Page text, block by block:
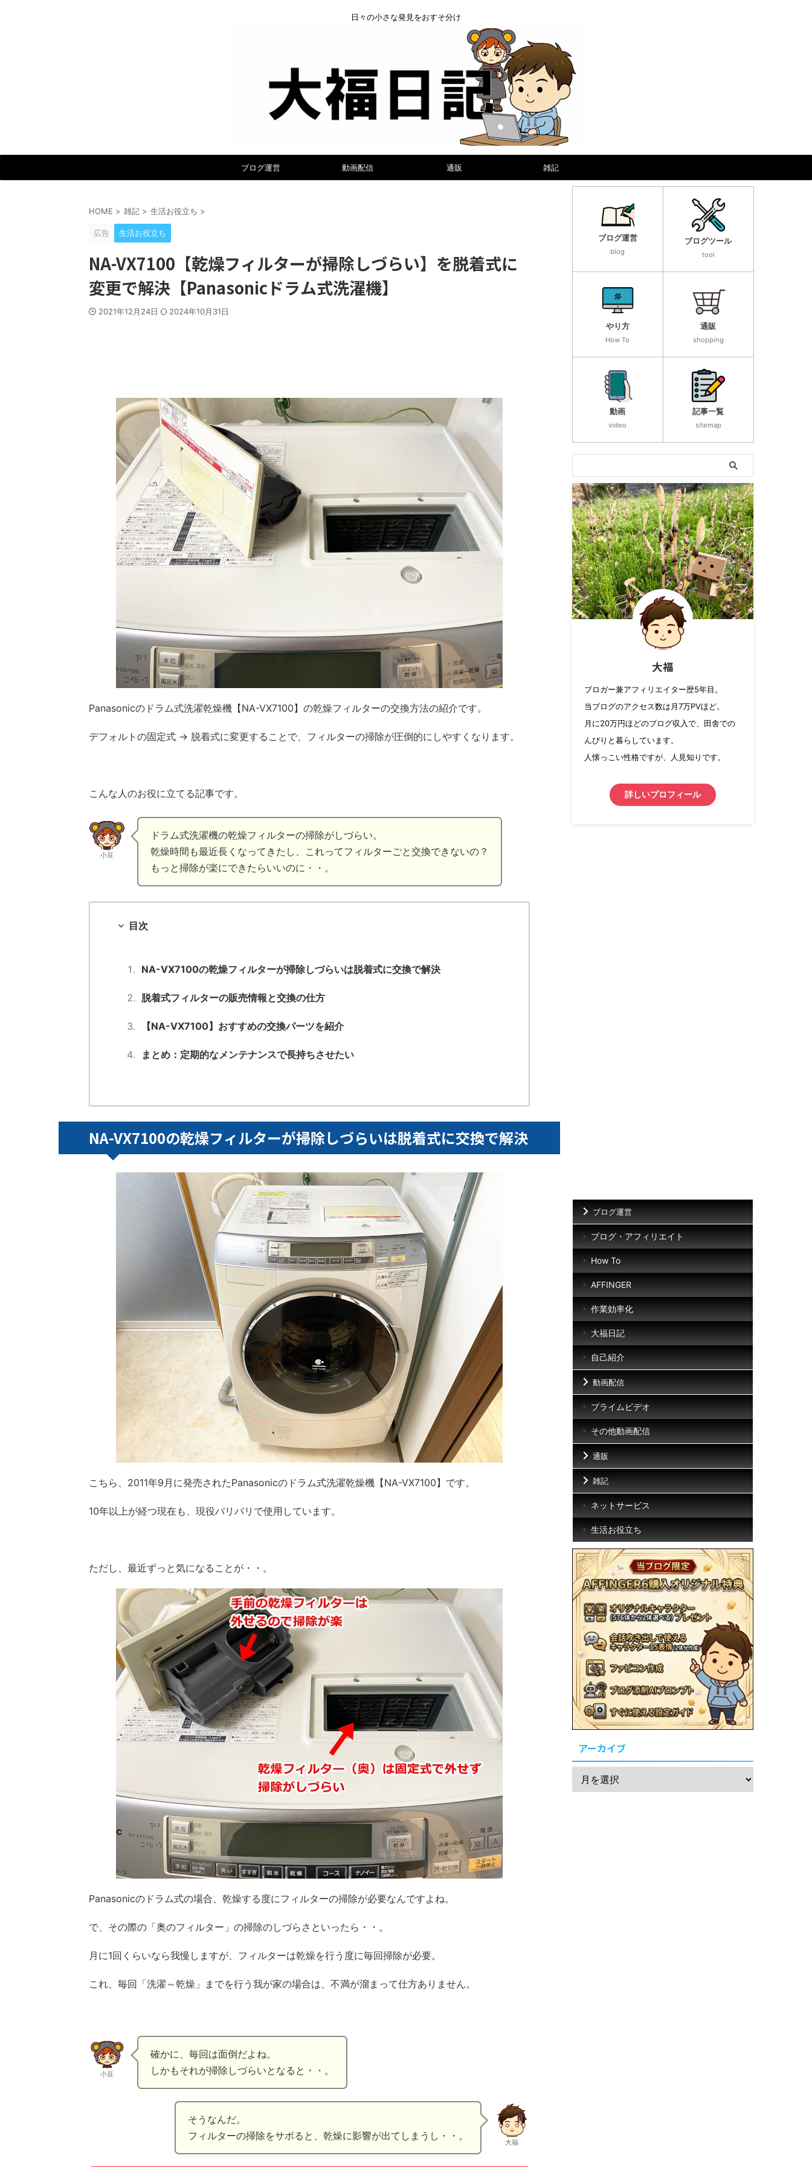
日々の小さな発見をおすそ分け
ブログ運営 動画配信 通販 雑記
HOME > 雑記 > 生活お役立ち >
広告 生活お役立ち
NA-VX7100【乾燥フィルターが掃除しづらい】を脱着式に
変更で解決【Panasonicドラム式洗濯機】
2021年12月24日 2024年10月31日
Panasonicのドラム式洗濯乾燥機【NA-VX7100】の乾燥フィルターの交換方法の紹介です。
デフォルトの固定式 → 脱着式に変更することで、フィルターの掃除が圧倒的にしやすくなります。
こんな人のお役に立てる記事です。
小豆
ドラム式洗濯機の乾燥フィルターの掃除がしづらい。
乾燥時間も最近長くなってきたし、これってフィルターごと交換できないの？
もっと掃除が楽にできたらいいのに・・。
目次
NA-VX7100の乾燥フィルターが掃除しづらいは脱着式に交換で解決
脱着式フィルターの販売情報と交換の仕方
【NA-VX7100】おすすめの交換パーツを紹介
まとめ：定期的なメンテナンスで長持ちさせたい
NA-VX7100の乾燥フィルターが掃除しづらいは脱着式に交換で解決
こちら、2011年9月に発売されたPanasonicのドラム式洗濯乾燥機【NA-VX7100】です。
10年以上が経つ現在も、現役バリバリで使用しています。
ただし、最近ずっと気になることが・・。
Panasonicのドラム式の場合、乾燥する度にフィルターの掃除が必要なんですよね。
で、その際の「奥のフィルター」の掃除のしづらさといったら・・。
月に1回くらいなら我慢しますが、フィルターは乾燥を行う度に毎回掃除が必要。
これ、毎回「洗濯～乾燥」までを行う我が家の場合は、不満が溜まって仕方ありません。
小豆
確かに、毎回は面倒だよね。
しかもそれが掃除しづらいとなると・・。
そうなんだ。
フィルターの掃除をサボると、乾燥に影響が出てしまうし・・。
大福
ブログ運営
blog
ブログツール
tool
やり方
How To
通販
shopping
動画
video
記事一覧
sitemap
大福
ブロガー兼アフィリエイター歴5年目。
当ブログのアクセス数は月7万PVほど。
月に20万円ほどのブログ収入で、田舎での
んびりと暮らしています。
人懐っこい性格ですが、人見知りです。
詳しいプロフィール
ブログ運営
ブログ・アフィリエイト
How To
AFFINGER
作業効率化
大福日記
自己紹介
動画配信
プライムビデオ
その他動画配信
通販
雑記
ネットサービス
生活お役立ち
アーカイブ